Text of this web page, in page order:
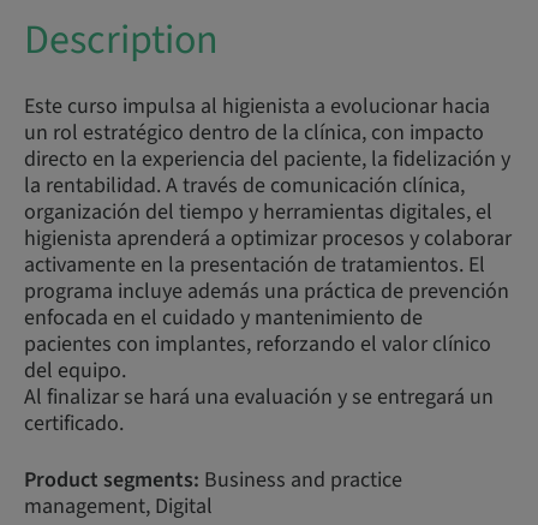
Description
Este curso impulsa al higienista a evolucionar hacia
un rol estratégico dentro de la clínica, con impacto
directo en la experiencia del paciente, la fidelización y
la rentabilidad. A través de comunicación clínica,
organización del tiempo y herramientas digitales, el
higienista aprenderá a optimizar procesos y colaborar
activamente en la presentación de tratamientos. El
programa incluye además una práctica de prevención
enfocada en el cuidado y mantenimiento de
pacientes con implantes, reforzando el valor clínico
del equipo.
Al finalizar se hará una evaluación y se entregará un
certificado.
Product segments: Business and practice
management, Digital